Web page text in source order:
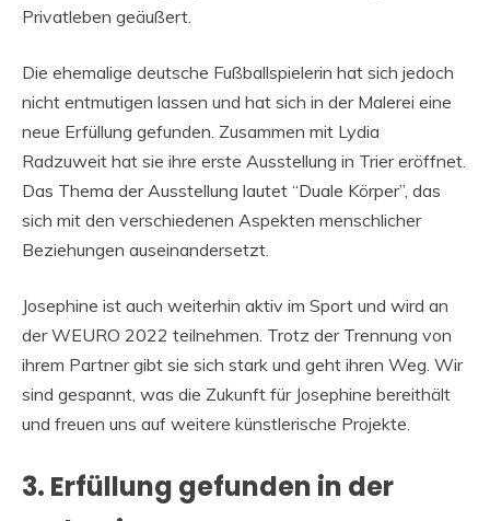
Privatleben geäußert.
Die ehemalige deutsche Fußballspielerin hat sich jedoch
nicht entmutigen lassen und hat sich in der Malerei eine
neue Erfüllung gefunden. Zusammen mit Lydia
Radzuweit hat sie ihre erste Ausstellung in Trier eröffnet.
Das Thema der Ausstellung lautet “Duale Körper”, das
sich mit den verschiedenen Aspekten menschlicher
Beziehungen auseinandersetzt.
Josephine ist auch weiterhin aktiv im Sport und wird an
der WEURO 2022 teilnehmen. Trotz der Trennung von
ihrem Partner gibt sie sich stark und geht ihren Weg. Wir
sind gespannt, was die Zukunft für Josephine bereithält
und freuen uns auf weitere künstlerische Projekte.
3. Erfüllung gefunden in der